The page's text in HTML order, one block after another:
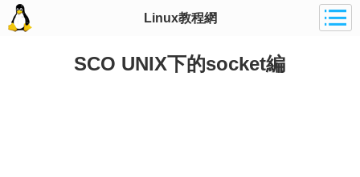
Linux教程網
SCO UNIX下的socket編